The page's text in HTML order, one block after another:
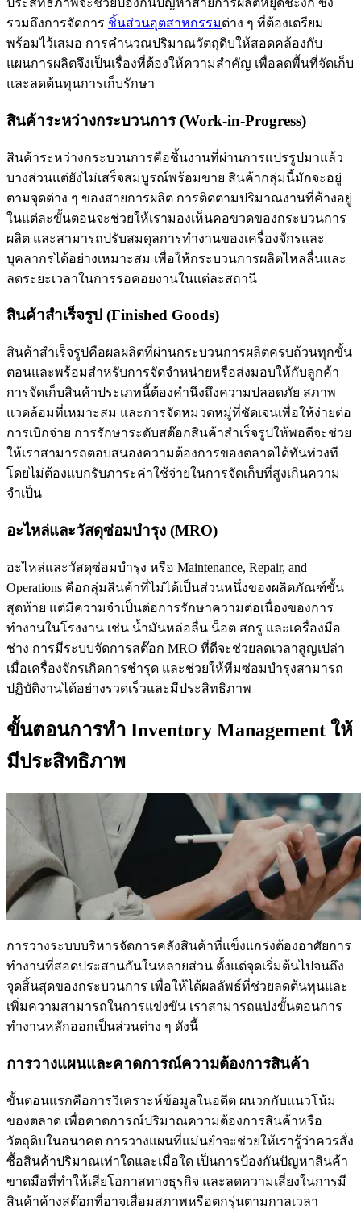
ประสิทธิภาพจะช่วยป้องกันปัญหาสายการผลิตหยุดชะงัก ซึ่ง
รวมถึงการจัดการ ชิ้นส่วนอุตสาหกรรมต่าง ๆ ที่ต้องเตรียม
พร้อมไว้เสมอ การคำนวณปริมาณวัตถุดิบให้สอดคล้องกับ
แผนการผลิตจึงเป็นเรื่องที่ต้องให้ความสำคัญ เพื่อลดพื้นที่จัดเก็บ
และลดต้นทุนการเก็บรักษา
สินค้าระหว่างกระบวนการ (Work-in-Progress)
สินค้าระหว่างกระบวนการคือชิ้นงานที่ผ่านการแปรรูปมาแล้ว
บางส่วนแต่ยังไม่เสร็จสมบูรณ์พร้อมขาย สินค้ากลุ่มนี้มักจะอยู่
ตามจุดต่าง ๆ ของสายการผลิต การติดตามปริมาณงานที่ค้างอยู่
ในแต่ละขั้นตอนจะช่วยให้เรามองเห็นคอขวดของกระบวนการ
ผลิต และสามารถปรับสมดุลการทำงานของเครื่องจักรและ
บุคลากรได้อย่างเหมาะสม เพื่อให้กระบวนการผลิตไหลลื่นและ
ลดระยะเวลาในการรอคอยงานในแต่ละสถานี
สินค้าสำเร็จรูป (Finished Goods)
สินค้าสำเร็จรูปคือผลผลิตที่ผ่านกระบวนการผลิตครบถ้วนทุกขั้น
ตอนและพร้อมสำหรับการจัดจำหน่ายหรือส่งมอบให้กับลูกค้า
การจัดเก็บสินค้าประเภทนี้ต้องคำนึงถึงความปลอดภัย สภาพ
แวดล้อมที่เหมาะสม และการจัดหมวดหมู่ที่ชัดเจนเพื่อให้ง่ายต่อ
การเบิกจ่าย การรักษาระดับสต๊อกสินค้าสำเร็จรูปให้พอดีจะช่วย
ให้เราสามารถตอบสนองความต้องการของตลาดได้ทันท่วงที
โดยไม่ต้องแบกรับภาระค่าใช้จ่ายในการจัดเก็บที่สูงเกินความ
จำเป็น
อะไหล่และวัสดุซ่อมบำรุง (MRO)
อะไหล่และวัสดุซ่อมบำรุง หรือ Maintenance, Repair, and
Operations คือกลุ่มสินค้าที่ไม่ได้เป็นส่วนหนึ่งของผลิตภัณฑ์ขั้น
สุดท้าย แต่มีความจำเป็นต่อการรักษาความต่อเนื่องของการ
ทำงานในโรงงาน เช่น น้ำมันหล่อลื่น น็อต สกรู และเครื่องมือ
ช่าง การมีระบบจัดการสต๊อก MRO ที่ดีจะช่วยลดเวลาสูญเปล่า
เมื่อเครื่องจักรเกิดการชำรุด และช่วยให้ทีมซ่อมบำรุงสามารถ
ปฏิบัติงานได้อย่างรวดเร็วและมีประสิทธิภาพ
ขั้นตอนการทำ Inventory Management ให้
มีประสิทธิภาพ
การวางระบบบริหารจัดการคลังสินค้าที่แข็งแกร่งต้องอาศัยการ
ทำงานที่สอดประสานกันในหลายส่วน ตั้งแต่จุดเริ่มต้นไปจนถึง
จุดสิ้นสุดของกระบวนการ เพื่อให้ได้ผลลัพธ์ที่ช่วยลดต้นทุนและ
เพิ่มความสามารถในการแข่งขัน เราสามารถแบ่งขั้นตอนการ
ทำงานหลักออกเป็นส่วนต่าง ๆ ดังนี้
การวางแผนและคาดการณ์ความต้องการสินค้า
ขั้นตอนแรกคือการวิเคราะห์ข้อมูลในอดีต ผนวกกับแนวโน้ม
ของตลาด เพื่อคาดการณ์ปริมาณความต้องการสินค้าหรือ
วัตถุดิบในอนาคต การวางแผนที่แม่นยำจะช่วยให้เรารู้ว่าควรสั่ง
ซื้อสินค้าปริมาณเท่าใดและเมื่อใด เป็นการป้องกันปัญหาสินค้า
ขาดมือที่ทำให้เสียโอกาสทางธุรกิจ และลดความเสี่ยงในการมี
สินค้าค้างสต๊อกที่อาจเสื่อมสภาพหรือตกรุ่นตามกาลเวลา